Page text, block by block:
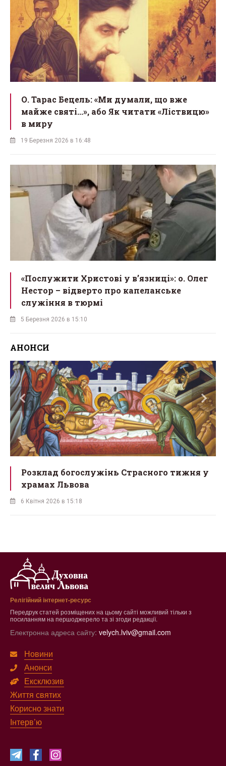
О. Тарас Бецель: «Ми думали, що вже
майже святі...», або Як читати «Ліствицю»
в миру
19 Березня 2026 в 16:48
«Послужити Христові у вʼязниці»: о. Олег
Нестор – відверто про капеланське
служіння в тюрмі
5 Березня 2026 в 15:10
АНОНСИ
Розклад богослужінь Страсного тижня у
храмах Львова
6 Квітня 2026 в 15:18
Релігійний інтернет-ресурс
Передрук статей розміщених на цьому сайті можливий тільки з
посиланням на першоджерело та зі згоди редакції.
Електронна адреса сайту: velych.lviv@gmail.com
Новини
Анонси
Ексклюзив
Життя святих
Корисно знати
Інтерв’ю